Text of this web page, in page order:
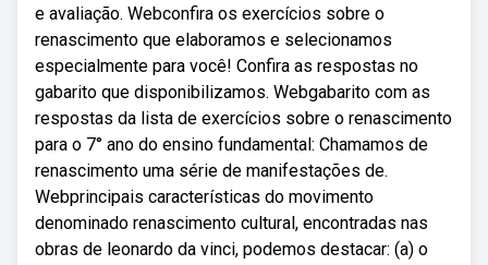
e avaliação. Webconfira os exercícios sobre o
renascimento que elaboramos e selecionamos
especialmente para você! Confira as respostas no
gabarito que disponibilizamos. Webgabarito com as
respostas da lista de exercícios sobre o renascimento
para o 7° ano do ensino fundamental: Chamamos de
renascimento uma série de manifestações de.
Webprincipais características do movimento
denominado renascimento cultural, encontradas nas
obras de leonardo da vinci, podemos destacar: (a) o